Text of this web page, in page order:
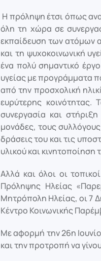
Η πρόληψη έτσι όπως
όλη τη χώρα σε
εκπαίδευση των ατόμων
και τη ψυχοκοινωνική
ένα πολύ σημαντικό
υγείας με προγράμματα
από την προσχολική
ευρύτερης
συνεργασία και
μονάδες, τους
δράσεις του και τις
υλικού και
Αλλά και όλοι οι
Πρόληψης Ηλείας
Μητρόπολη Ηλείας, οι 7
Κέντρο Κοινωνικής
Με αφορμή την 26η
και την προτροπή να